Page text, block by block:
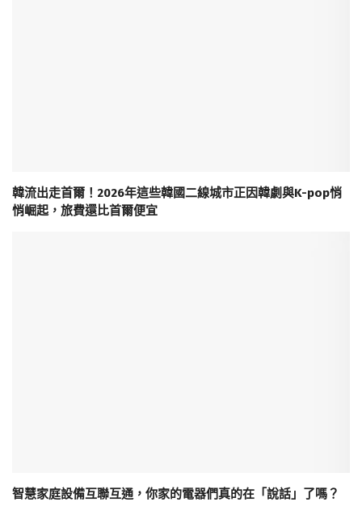
韓流出走首爾！2026年這些韓國二線城市正因韓劇與K-pop悄
悄崛起，旅費還比首爾便宜
智慧家庭設備互聯互通，你家的電器們真的在「說話」了嗎？